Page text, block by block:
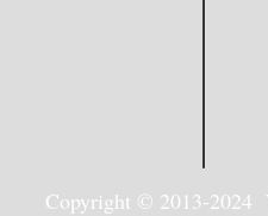
Copyright © 2013-2024